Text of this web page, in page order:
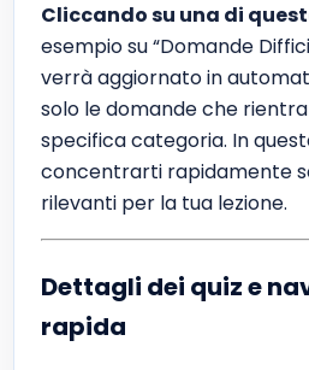
Cliccando su una di
esempio su “Domande
verrà aggiornato in
solo le domande che
specifica categoria. In
concentrarti rapidamente
rilevanti per la tua lezione.
Dettagli dei quiz e
rapida